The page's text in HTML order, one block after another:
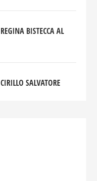
REGINA BISTECCA AL
CIRILLO SALVATORE